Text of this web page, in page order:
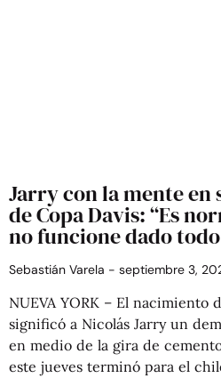
Jarry con la mente en
de Copa Davis: “Es
no funcione dado
Sebastián Varela septiembre 3,
NUEVA YORK – El nacimiento
significó a Nicolás Jarry un
en medio de la gira de
este jueves terminó para el